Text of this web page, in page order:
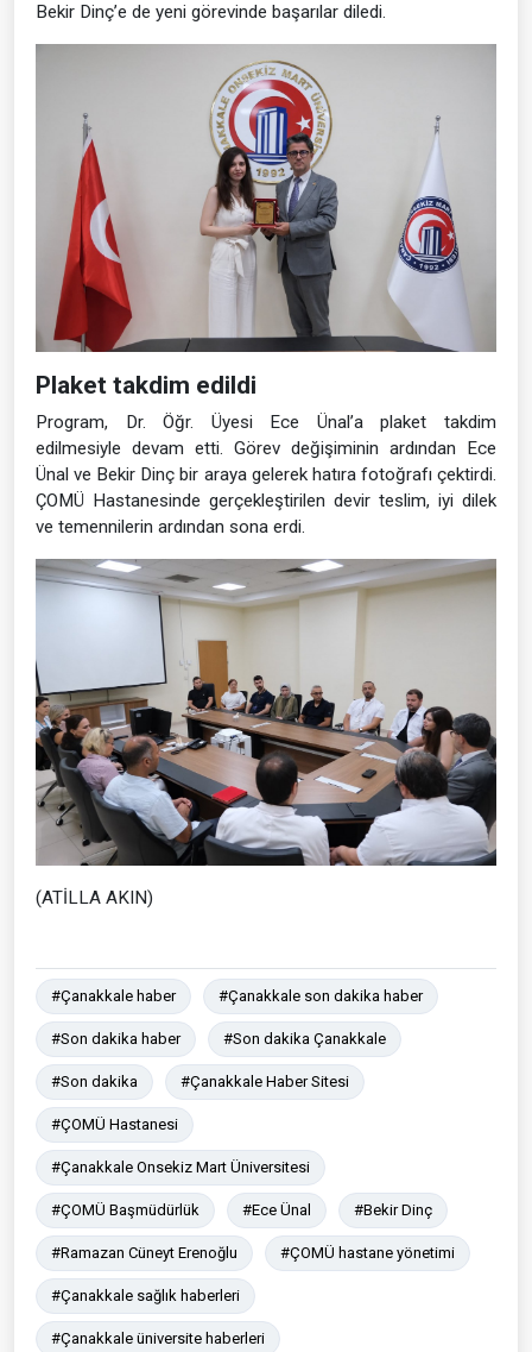
Bekir Dinç’e de yeni görevinde başarılar diledi.
Plaket takdim edildi
Program, Dr. Öğr. Üyesi Ece Ünal’a plaket takdim
edilmesiyle devam etti. Görev değişiminin ardından Ece
Ünal ve Bekir Dinç bir araya gelerek hatıra fotoğrafı çektirdi.
ÇOMÜ Hastanesinde gerçekleştirilen devir teslim, iyi dilek
ve temennilerin ardından sona erdi.
(ATİLLA AKIN)
#Çanakkale haber #Çanakkale son dakika haber
#Son dakika haber #Son dakika Çanakkale
#Son dakika #Çanakkale Haber Sitesi
#ÇOMÜ Hastanesi
#Çanakkale Onsekiz Mart Üniversitesi
#ÇOMÜ Başmüdürlük #Ece Ünal #Bekir Dinç
#Ramazan Cüneyt Erenoğlu #ÇOMÜ hastane yönetimi
#Çanakkale sağlık haberleri
#Çanakkale üniversite haberleri